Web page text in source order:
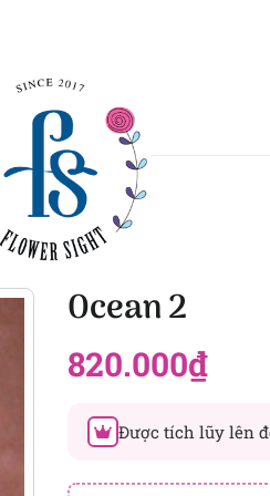
Ocean 2
820.000₫
Được tích lũy lên
Đây là số PointSight